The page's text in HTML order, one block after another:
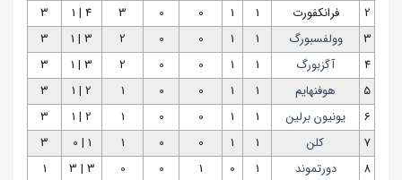
2
فرانکفورت 1
1
0
0
3
4 | 1
3
3
وولفسبورگ 1
1
0
0
2
3 | 1
3
4
آگزبورگ 1
1
0
0
2
3 | 1
3
5
هوفنهایم 1
1
0
0
1
2 | 1
3
6
یونیون برلین 1
1
0
0
1
2 | 1
3
7
کلن 1
1
0
0
1
1 | 0
3
8
دورتموند 1
0
1
0
0
3 | 3
1